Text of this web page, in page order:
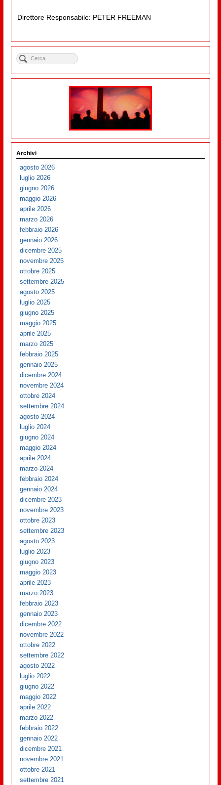
Direttore Responsabile: PETER FREEMAN
Archivi
agosto 2026
luglio 2026
giugno 2026
maggio 2026
aprile 2026
marzo 2026
febbraio 2026
gennaio 2026
dicembre 2025
novembre 2025
ottobre 2025
settembre 2025
agosto 2025
luglio 2025
giugno 2025
maggio 2025
aprile 2025
marzo 2025
febbraio 2025
gennaio 2025
dicembre 2024
novembre 2024
ottobre 2024
settembre 2024
agosto 2024
luglio 2024
giugno 2024
maggio 2024
aprile 2024
marzo 2024
febbraio 2024
gennaio 2024
dicembre 2023
novembre 2023
ottobre 2023
settembre 2023
agosto 2023
luglio 2023
giugno 2023
maggio 2023
aprile 2023
marzo 2023
febbraio 2023
gennaio 2023
dicembre 2022
novembre 2022
ottobre 2022
settembre 2022
agosto 2022
luglio 2022
giugno 2022
maggio 2022
aprile 2022
marzo 2022
febbraio 2022
gennaio 2022
dicembre 2021
novembre 2021
ottobre 2021
settembre 2021